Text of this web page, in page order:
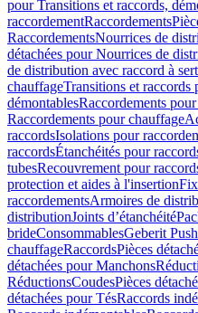
pour Transitions et raccords,
raccordementRaccordements
RaccordementsNourrices de
détachées pour Nourrices de
de distribution avec raccord à
chauffageTransitions et raccords
démontablesRaccordements
Raccordements pour chauffage
raccordsIsolations pour
raccordsÉtanchéités pour
tubesRecouvrement pour
protection et aides à l'insertion
raccordementsArmoires de
distributionJoints d’étanchéité
brideConsommablesGeberit
chauffageRaccordsPièces
détachées pour Manchons
RéductionsCoudesPièces
détachées pour TésRaccords